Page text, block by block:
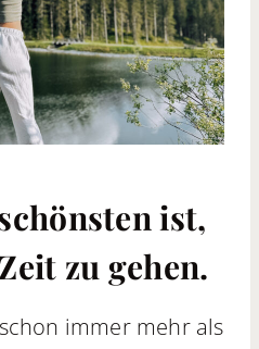
ist,
zu gehen.
immer mehr als